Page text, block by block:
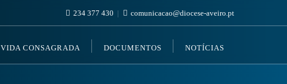
234 377 430 comunicacao@diocese-aveiro.pt
VIDA CONSAGRADA DOCUMENTOS NOTÍCIAS